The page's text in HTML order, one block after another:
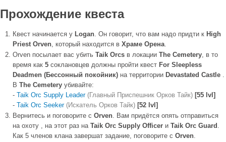
Прохождение квеста
Квест начинается у Logan. Он говорит, что вам надо придти к High
Priest Orven, который находится в Храме Орена.
Orven посылает вас убить Taik Orcs в локации The Cemetery, в то
время как 5 соклановцев должны пройти квест For Sleepless
Deadmen (Бессонный покойник) на территории Devastated Castle .
В The Cemetery убивайте:
- Taik Orc Supply Leader (Главный Приспешник Орков Тайк) [55 lvl]
- Taik Orc Seeker (Искатель Орков Тайк) [52 lvl]
Вернитесь и поговорите с Orven. Вам придётся опять отправиться
на охоту , на этот раз наTaik Orc Supply Officer и Taik Orc Guard .
Как 5 членов клана завершат задание, поговорите с Orven.